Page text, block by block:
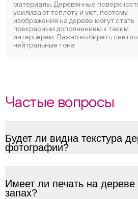
материалы. Деревянные
усиливают теплоту и уют, поэтому
изображения на дереве могут стать
прекрасным дополнением к таким
интерьерам. Важно выбирать
нейтральные тона
Частые вопросы
Будет ли видна текстура
фотографии?
Имеет ли печать на
запах?